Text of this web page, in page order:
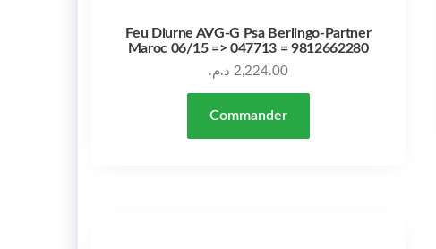
Feu Diurne AVG-G Psa Berlingo-Partner
Maroc 06/15 => 047713 = 9812662280
2,224.00 د.م.
Commander